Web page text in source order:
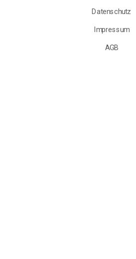
Datenschutz
Impressum
AGB